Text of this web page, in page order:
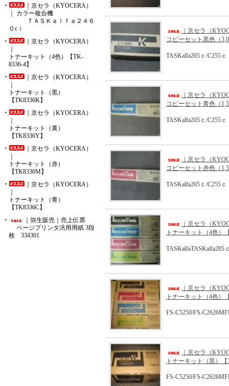
｜京セラ（KYOCERA）
｜ カラー複合機
ＴＡＳＫａｌｆａ２４６
０cｉ
｜京セラ（KYOCERA）
トナーキット（4色）【TK-
8336-4】
｜京セラ（KYOCERA）
トナーキット（黒）
【TK8336K】
｜京セラ（KYOCERA）
トナーキット（黄）
【TK8336Y】
｜京セラ（KYOCERA）
トナーキット（赤）
【TK8336M】
｜京セラ（KYOCERA）
トナーキット（青）
【TK8336C】
｜弥生販売｜売上伝票
ページプリンタ汎用用紙 3段
枚 334301
｜京セラ（
コピーセット黒色（
TASKalfa205ｃ/C255ｃ
｜京セラ（
コピーセット青色（
TASKalfa205ｃ/C255ｃ
｜京セラ（
コピーセット赤色（
TASKalfa205ｃ/C255ｃ
｜京セラ（
トナーキット（4色
TASKalfaTASKalfa205
｜京セラ（
トナーキット（4色）
FS-C5250/FS-
｜京セラ（
トナーキット（黒）
FS-C5250/FS-